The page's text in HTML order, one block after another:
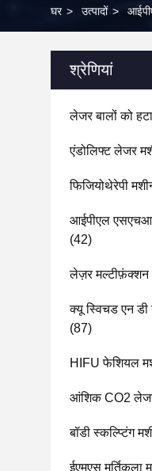
घर > उत्पादों >
श्रेणियां
लेजर बालों को
एंडोलिफ्ट लेजर
फिजियोथेरेपी
आईपीएल
(42)
लेज़र मल्टीफ़ंक्शन
क्यू स्विचड एन
(87)
HIFU फेशियल
आंशिक CO2
बॉडी स्कल्प्टिंग
ईएमएस मूर्तिकला